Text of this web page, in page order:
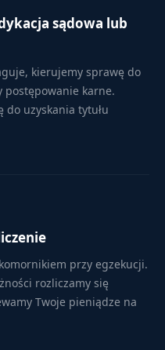
sądowa lub
kierujemy sprawę do
karne.
do uzyskania tytułu
przy egzekucji.
rozliczamy się
Twoje pieniądze na